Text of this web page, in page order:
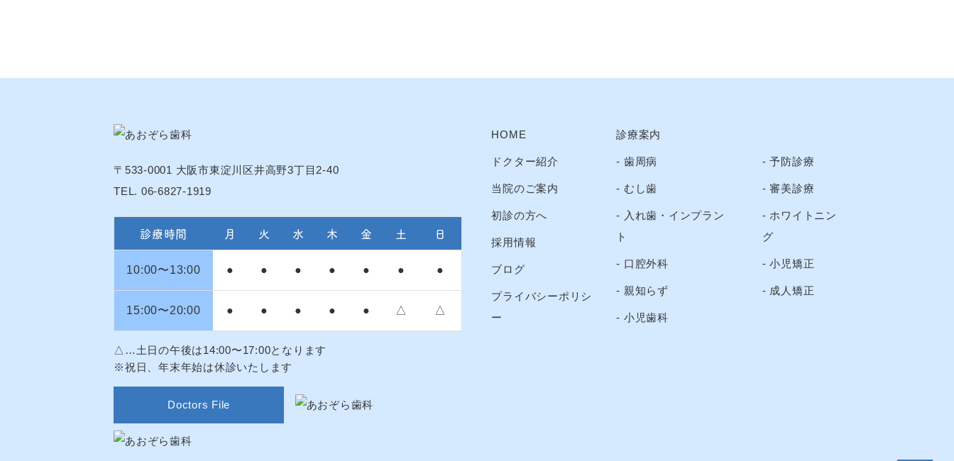
〒533-0001 大阪市東淀川区井高野3丁目2-40
TEL. 06-6827-1919
診療時間 月 火 水 木 金 土 日
10:00〜13:00 ● ● ● ● ● ● ●
15:00〜20:00 ● ● ● ● ● △ △
△…土日の午後は14:00〜17:00となります
※祝日、年末年始は休診いたします
Doctors File
HOME
ドクター紹介
当院のご案内
初診の方へ
採用情報
ブログ
プライバシーポリシ
ー
診療案内
歯周病
むし歯
入れ歯・インプラン
ト
口腔外科
親知らず
小児歯科
予防診療
審美診療
ホワイトニン
グ
小児矯正
成人矯正